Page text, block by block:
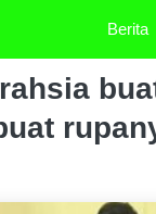
Berita